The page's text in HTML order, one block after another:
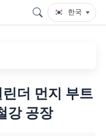
한국
더 먼지 부트
강 공장